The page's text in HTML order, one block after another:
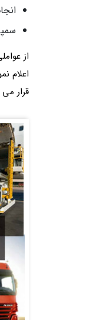
از
اعلام
قرار